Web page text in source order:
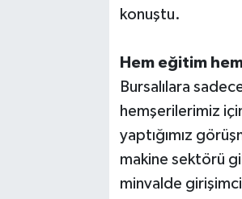
konuştu.
Hem eğitim
Bursalılara
hemşerilerimiz
yaptığımız
makine sektörü
minvalde